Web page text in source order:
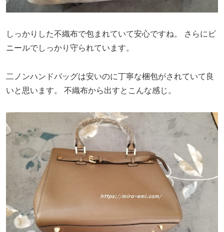
しっかりした不織布で包まれていて安心ですね。
さらにビ
ニールでしっかり守られています。
二ノンハンドバッグは安いのに丁寧な梱包がされていて良
いと思います。
不織布から出すとこんな感じ。